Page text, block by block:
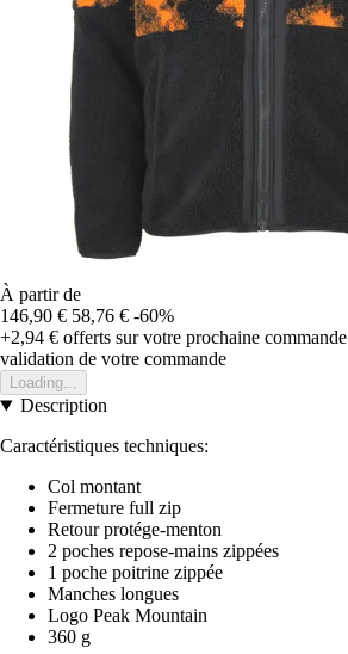
À partir de
146,90 € 58,76 € -60%
+2,94 € offerts sur votre prochaine commande
validation de votre commande
Loading...
Description
Caractéristiques techniques:
Col montant
Fermeture full zip
Retour protége-menton
2 poches repose-mains zippées
1 poche poitrine zippée
Manches longues
Logo Peak Mountain
360 g